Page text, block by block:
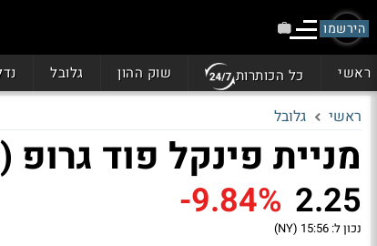
הירשמו
ראשי כל הכותרות שוק ההון גלובל
ראשי גלובל
מניית פינקל פוד גרופ (PFAI)
2.25
-9.84%
נכון ל: 15:56 (NY)